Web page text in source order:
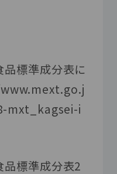
標準成分表に
mxt_kagsei-i
標準成分表2